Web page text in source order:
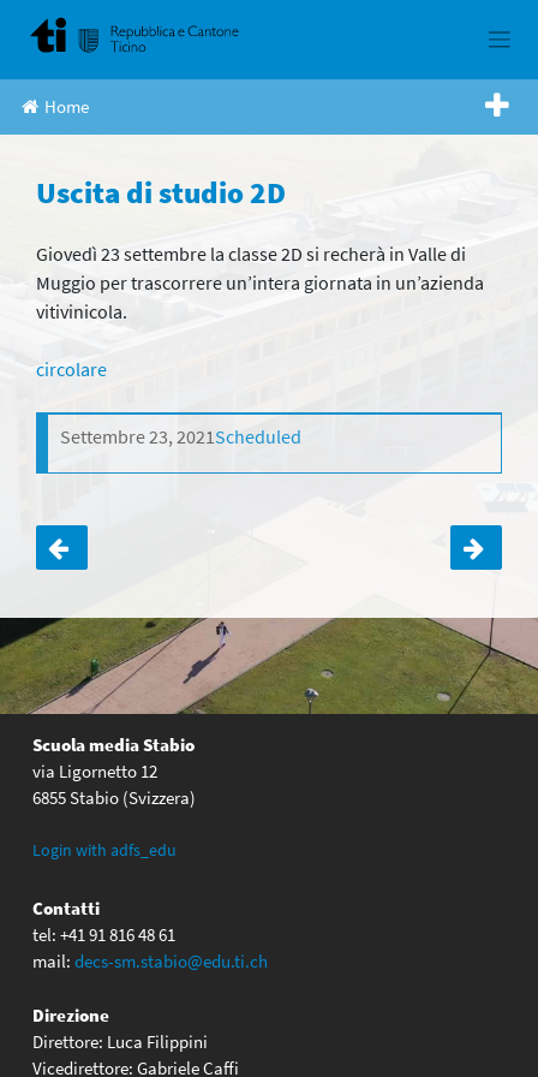
Home
Uscita di studio 2D
Giovedì 23 settembre la classe 2D si recherà in Valle di
Muggio per trascorrere un’intera giornata in un’azienda
vitivinicola.
circolare
Settembre 23, 2021Scheduled
Navigazione
articoli
Scuola media Stabio
via Ligornetto 12
6855 Stabio (Svizzera)
Login with adfs_edu
Contatti
tel: +41 91 816 48 61
mail: decs-sm.stabio@edu.ti.ch
Direzione
Direttore: Luca Filippini
Vicedirettore: Gabriele Caffi